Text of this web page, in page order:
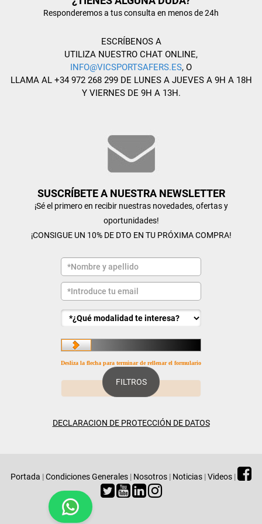
FILTROS
Responderemos a tus consulta en menos de 24h
ESCRÍBENOS A
UTILIZA NUESTRO CHAT ONLINE,
INFO@VICSPORTSAFERS.ES, O
LLAMA AL +34 972 268 299 DE LUNES A JUEVES A 9H A 18H
Y VIERNES DE 9H A 13H.
SUSCRÍBETE A NUESTRA NEWSLETTER
¡Sé el primero en recibir nuestras novedades, ofertas y
oportunidades!
¡CONSIGUE UN 10% DE DTO EN TU PRÓXIMA COMPRA!
Desliza la flecha para terminar de rellenar el formulario
DECLARACION DE PROTECCIÓN DE DATOS
Portada |Condiciones Generales | Nosotros | Noticias |Videos |